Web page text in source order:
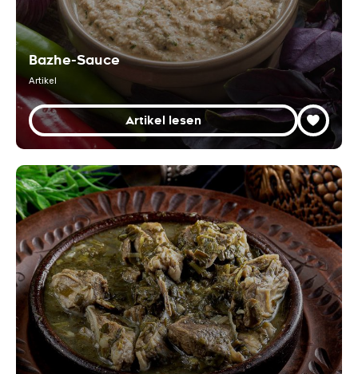
Bazhe-Sauce
Artikel
Artikel lesen